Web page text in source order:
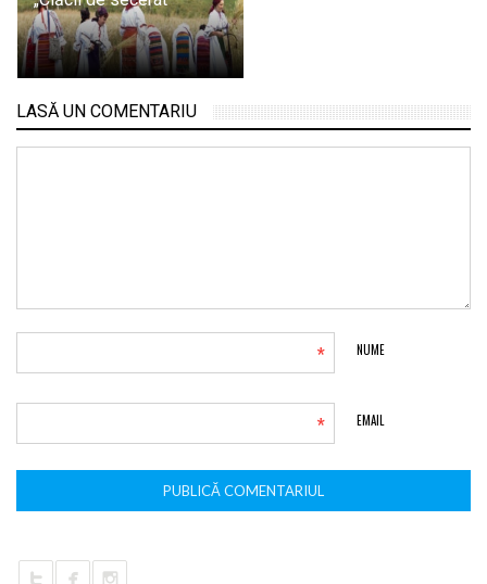
LASĂ UN COMENTARIU
NUME
*
EMAIL
*